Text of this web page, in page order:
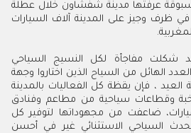
عرفتها مدينة شفشاون خلال عطلة
ظرف وجيز على المدينة آلاف السيارات
.
شكلت مفاجأة لكل النسيج السياحي
الهائل من السياح الذين اختاروا وجهة
العيد ، فإن يقظة كل الفعاليات بالمدينة
وقطاعات سياحية من مطاعم وفنادق
ضاعفت من مجهوداتها لتوفير كل
السياحي الاستثنائي غير في أحسن